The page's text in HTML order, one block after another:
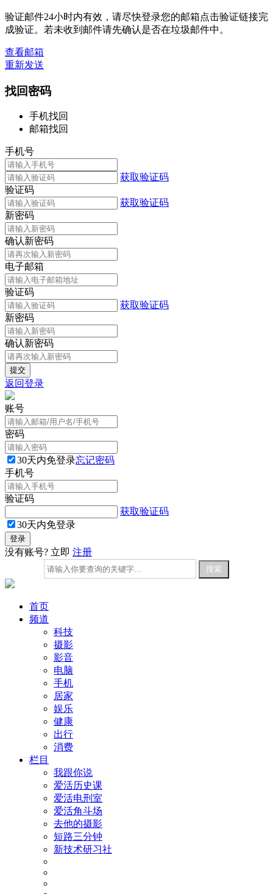
验证邮件24小时内有效，请尽快登录您的邮箱点击验证链接完
成验证。若未收到邮件请先确认是否在垃圾邮件中。
查看邮箱
重新发送
找回密码
手机找回
邮箱找回
手机号
获取验证码
验证码
获取验证码
新密码
确认新密码
电子邮箱
验证码
获取验证码
新密码
确认新密码
返回登录
账号
密码
30天内免登录忘记密码
手机号
验证码
获取验证码
30天内免登录
没有账号? 立即 注册
首页
频道
科技
摄影
影音
电脑
手机
居家
娱乐
健康
出行
消费
栏目
我跟你说
爱活历史课
爱活电刑室
爱活角斗场
去他的摄影
短路三分钟
新技术研习社